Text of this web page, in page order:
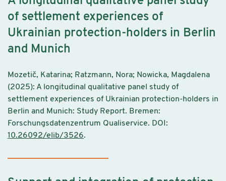
of settlement experiences of
Ukrainian protection-holders in Berlin
and Munich
Mozetič, Katarina; Ratzmann, Nora; Nowicka, Magdalena
(2025): A longitudinal qualitative panel study of
settlement experiences of Ukrainian protection-holders in
Berlin and Munich: Study Report. Bremen:
Forschungsdatenzentrum Qualiservice. DOI:
10.26092/elib/3526.